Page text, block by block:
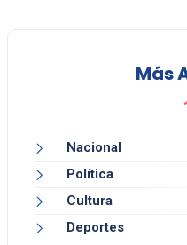
Más
Nacional
Política
Cultura
Deportes